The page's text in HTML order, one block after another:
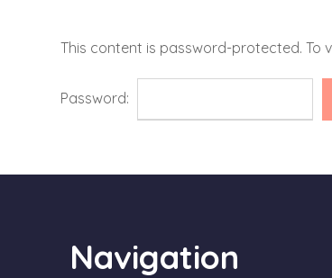
This content is password-protected. To
Password:
Navigation